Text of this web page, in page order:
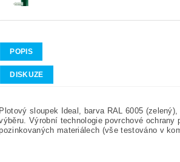
POPIS
DISKUZE
Plotový sloupek Ideal, barva RAL 6005
Výrobní technologie povrchové
materiálech (vše testováno v